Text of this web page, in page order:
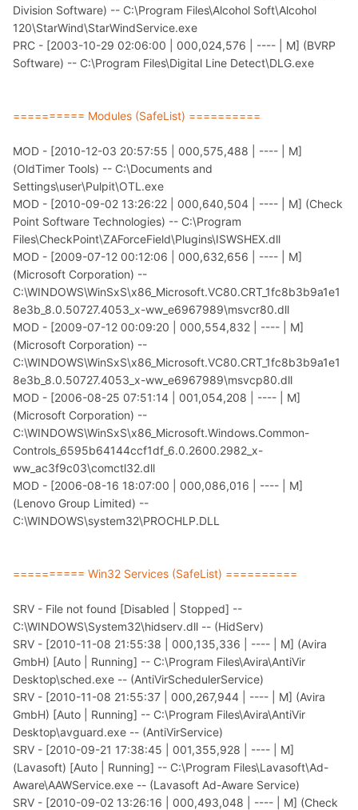
Division Software) -- C:\Program Files\Alcohol Soft\Alcohol
120\StarWind\StarWindService.exe
PRC - [2003-10-29 02:06:00 | 000,024,576 | ---- | M] (BVRP
Software) -- C:\Program Files\Digital Line Detect\DLG.exe
========== Modules (SafeList) ==========
MOD - [2010-12-03 20:57:55 | 000,575,488 | ---- | M]
(OldTimer Tools) -- C:\Documents and
Settings\user\Pulpit\OTL.exe
MOD - [2010-09-02 13:26:22 | 000,640,504 | ---- | M] (Check
Point Software Technologies) -- C:\Program
Files\CheckPoint\ZAForceField\Plugins\ISWSHEX.dll
MOD - [2009-07-12 00:12:06 | 000,632,656 | ---- | M]
(Microsoft Corporation) --
C:\WINDOWS\WinSxS\x86_Microsoft.VC80.CRT_1fc8b3b9a1e1
8e3b_8.0.50727.4053_x-ww_e6967989\msvcr80.dll
MOD - [2009-07-12 00:09:20 | 000,554,832 | ---- | M]
(Microsoft Corporation) --
C:\WINDOWS\WinSxS\x86_Microsoft.VC80.CRT_1fc8b3b9a1e1
8e3b_8.0.50727.4053_x-ww_e6967989\msvcp80.dll
MOD - [2006-08-25 07:51:14 | 001,054,208 | ---- | M]
(Microsoft Corporation) --
C:\WINDOWS\WinSxS\x86_Microsoft.Windows.Common-
Controls_6595b64144ccf1df_6.0.2600.2982_x-
ww_ac3f9c03\comctl32.dll
MOD - [2006-08-16 18:07:00 | 000,086,016 | ---- | M]
(Lenovo Group Limited) --
C:\WINDOWS\system32\PROCHLP.DLL
========== Win32 Services (SafeList) ==========
SRV - File not found [Disabled | Stopped] --
C:\WINDOWS\System32\hidserv.dll -- (HidServ)
SRV - [2010-11-08 21:55:38 | 000,135,336 | ---- | M] (Avira
GmbH) [Auto | Running] -- C:\Program Files\Avira\AntiVir
Desktop\sched.exe -- (AntiVirSchedulerService)
SRV - [2010-11-08 21:55:37 | 000,267,944 | ---- | M] (Avira
GmbH) [Auto | Running] -- C:\Program Files\Avira\AntiVir
Desktop\avguard.exe -- (AntiVirService)
SRV - [2010-09-21 17:38:45 | 001,355,928 | ---- | M]
(Lavasoft) [Auto | Running] -- C:\Program Files\Lavasoft\Ad-
Aware\AAWService.exe -- (Lavasoft Ad-Aware Service)
SRV - [2010-09-02 13:26:16 | 000,493,048 | ---- | M] (Check